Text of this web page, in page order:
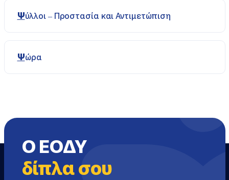
Ψύλλοι – Προστασία και Αντιμετώπιση
Ψώρα
Ο ΕΟΔΥ
δίπλα σου